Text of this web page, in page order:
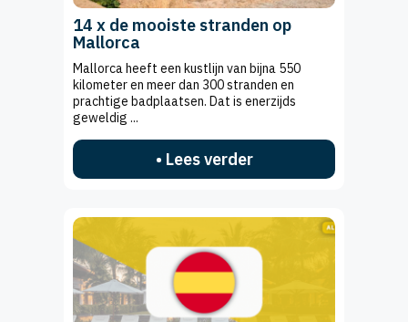
14 x de mooiste stranden op
Mallorca
Mallorca heeft een kustlijn van bijna 550
kilometer en meer dan 300 stranden en
prachtige badplaatsen. Dat is enerzijds
geweldig ...
• Lees verder